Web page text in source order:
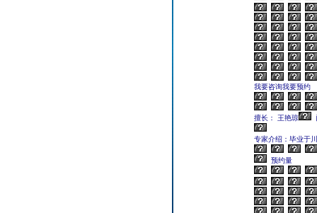
我要咨询我要预约
擅长： 王艳琼
专家介绍：毕业于
预约量